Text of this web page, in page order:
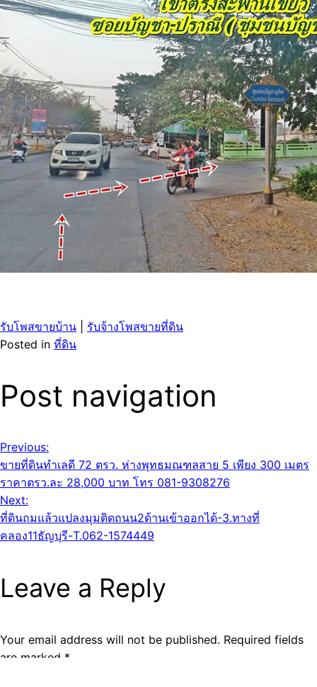
รับโพสขายบ้าน
รับจ้างโพสขายที่ดิน
Posted in ที่ดิน
Post navigation
Previous:
ขายที่ดินทำเลดี 72 ตรว. ห่างพุทธมณฑลสาย 5 เพียง 300 เมตร
ราคาตรว.ละ 28,000 บาท โทร 081-9308276
Next:
ที่ดินถมแล้วแปลงมุมติดถนน2ด้านเข้าออกได้-3.ทางที่
คลอง11ธัญบุรี-T.062-1574449
Leave a Reply
Your email address will not be published. Required fields
are marked *